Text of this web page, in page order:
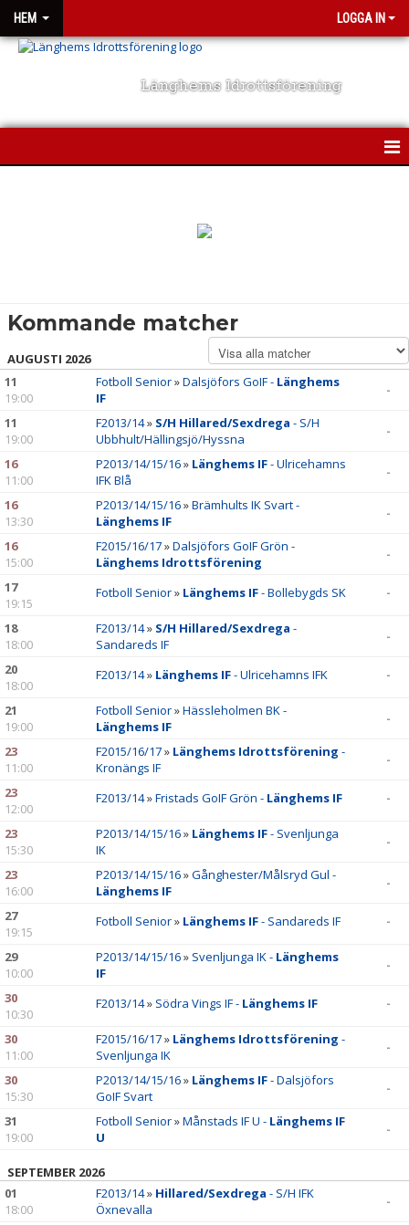
HEM LOGGA IN
Länghems Idrottsförening
MATCHSCHEMA
DOKUMENT
BILDGALLERI
Kommande matcher
AUGUSTI 2026
11
19:00
Fotboll Senior»Dalsjöfors GoIF - Länghems
IF
-
11
19:00
F2013/14» S/H Hillared/Sexdrega - S/H
Ubbhult/Hällingsjö/Hyssna
-
16
11:00
P2013/14/15/16» Länghems IF- Ulricehamns
IFK Blå
-
16
13:30
P2013/14/15/16»Brämhults IK Svart -
Länghems IF
-
16
15:00
F2015/16/17»Dalsjöfors GoIF Grön -
Länghems Idrottsförening
-
17
19:15
Fotboll Senior» Länghems IF- Bollebygds SK -
18
18:00
F2013/14» S/H Hillared/Sexdrega -
Sandareds IF
-
20
18:00
F2013/14» Länghems IF- Ulricehamns IFK -
21
19:00
Fotboll Senior»Hässleholmen BK -
Länghems IF
-
23
11:00
F2015/16/17» Länghems Idrottsförening -
Kronängs IF
-
23
12:00
F2013/14»Fristads GoIF Grön - Länghems IF -
23
15:30
P2013/14/15/16» Länghems IF- Svenljunga
IK
-
23
16:00
P2013/14/15/16»Gånghester/Målsryd Gul -
Länghems IF
-
27
19:15
Fotboll Senior» Länghems IF- Sandareds IF -
29
10:00
P2013/14/15/16» Svenljunga IK - Länghems
IF
-
30
10:30
F2013/14» Södra Vings IF - Länghems IF -
30
11:00
F2015/16/17» Länghems Idrottsförening -
Svenljunga IK
-
30
15:30
P2013/14/15/16» Länghems IF- Dalsjöfors
GoIF Svart
-
31
19:00
Fotboll Senior»Månstads IF U - Länghems IF
U
-
SEPTEMBER 2026
01
18:00
F2013/14» Hillared/Sexdrega - S/H IFK
Öxnevalla
-